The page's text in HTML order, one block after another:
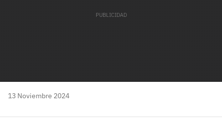
13 Noviembre 2024